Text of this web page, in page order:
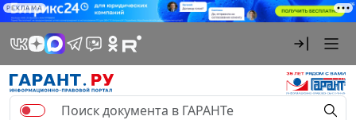
РЕКЛАМА